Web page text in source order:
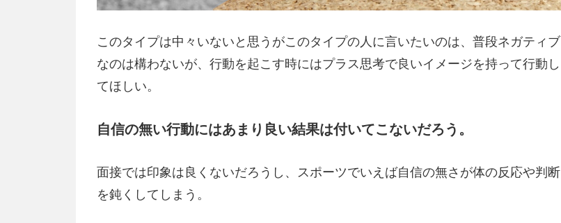
このタイプは中々いないと思うがこのタイプの人に言いたいのは、普段ネガティブ
なのは構わないが、行動を起こす時にはプラス思考で良いイメージを持って行動し
てほしい。
自信の無い行動にはあまり良い結果は付いてこないだろう。
面接では印象は良くないだろうし、スポーツでいえば自信の無さが体の反応や判断
を鈍くしてしまう。